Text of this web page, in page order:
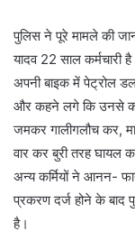
पुलिस ने पूरे मामले की
यादव 22 साल कर्मचारी
अपनी बाइक में पेट्रोल
और कहने लगे कि उनसे
जमकर गालीगलौच कर,
वार कर बुरी तरह घायल
अन्य कर्मियों ने आनन-
प्रकरण दर्ज होने के बाद
है।